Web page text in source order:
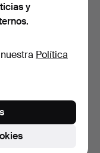
y
Política